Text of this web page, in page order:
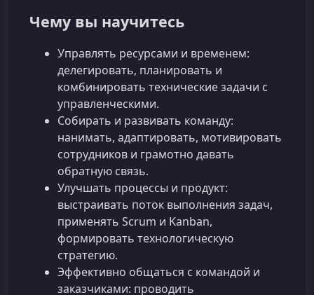
Чему вы научитесь
Управлять ресурсами и временем:
делегировать, планировать и
комбинировать технические задачи с
управленческими.
Собирать и развивать команду:
нанимать, адаптировать, мотивировать
сотрудников и грамотно давать
обратную связь.
Улучшать процессы и продукт:
выстраивать поток выполнения задач,
применять Scrum и Kanban,
формировать технологическую
стратегию.
Эффективно общаться с командой и
заказчиками: проводить